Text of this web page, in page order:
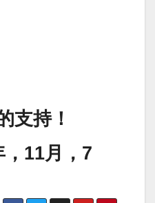
支持！
11月，7